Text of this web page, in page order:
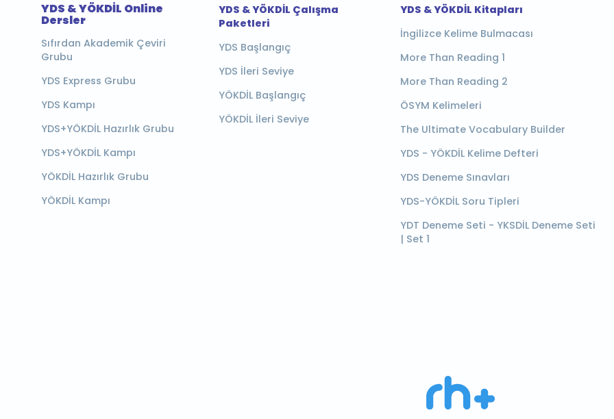
YDS & YÖKDİL Online
Dersler
Sıfırdan Akademik Çeviri
Grubu
YDS Express Grubu
YDS Kampı
YDS+YÖKDİL Hazırlık Grubu
YDS+YÖKDİL Kampı
YÖKDİL Hazırlık Grubu
YÖKDİL Kampı
YDS & YÖKDİL Çalışma
Paketleri
YDS Başlangıç
YDS İleri Seviye
YÖKDİL Başlangıç
YÖKDİL İleri Seviye
YDS & YÖKDİL Kitapları
İngilizce Kelime Bulmacası
More Than Reading 1
More Than Reading 2
ÖSYM Kelimeleri
The Ultimate Vocabulary Builder
YDS - YÖKDİL Kelime Defteri
YDS Deneme Sınavları
YDS-YÖKDİL Soru Tipleri
YDT Deneme Seti - YKSDİL Deneme Seti
| Set 1